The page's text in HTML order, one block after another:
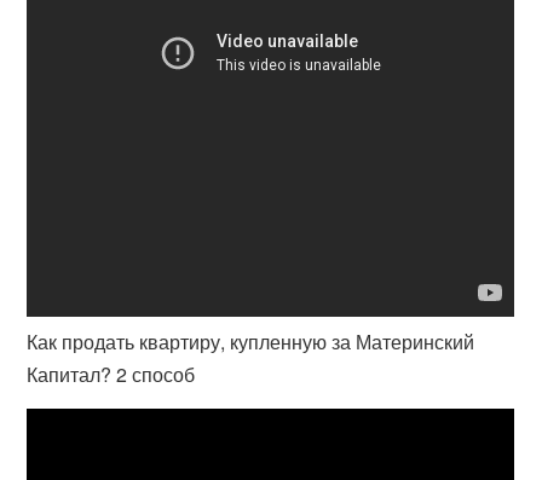
Как продать квартиру, купленную за Материнский
Капитал? 2 способ